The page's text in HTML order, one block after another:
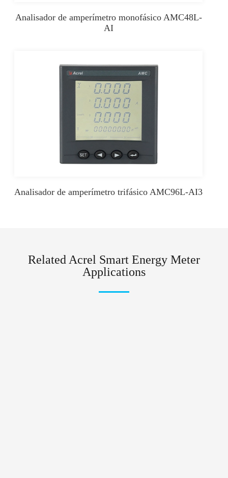
Analisador de amperímetro monofásico AMC48L-
AI
Analisador de amperímetro trifásico AMC96L-AI3
Related Acrel Smart Energy Meter
Applications